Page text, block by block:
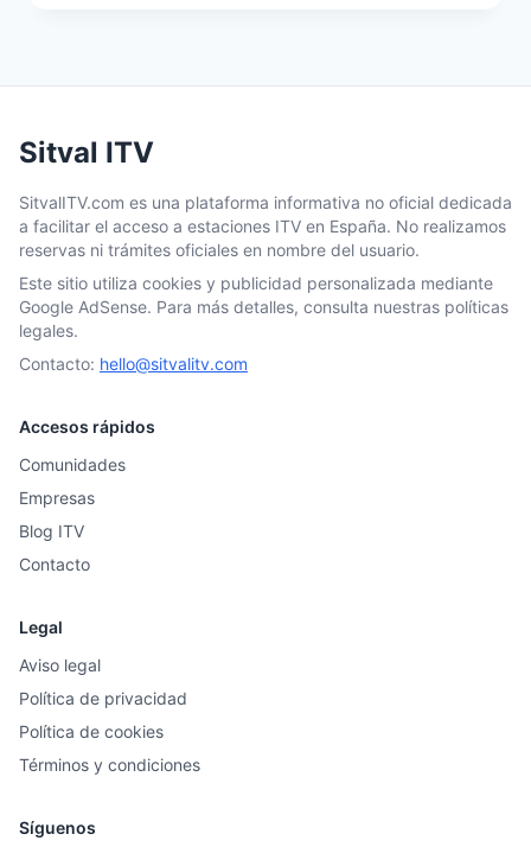
Sitval ITV
SitvalITV.com es una plataforma informativa no oficial dedicada
a facilitar el acceso a estaciones ITV en España. No realizamos
reservas ni trámites oficiales en nombre del usuario.
Este sitio utiliza cookies y publicidad personalizada mediante
Google AdSense. Para más detalles, consulta nuestras políticas
legales.
Contacto: hello@sitvalitv.com
Accesos rápidos
Comunidades
Empresas
Blog ITV
Contacto
Legal
Aviso legal
Política de privacidad
Política de cookies
Términos y condiciones
Síguenos